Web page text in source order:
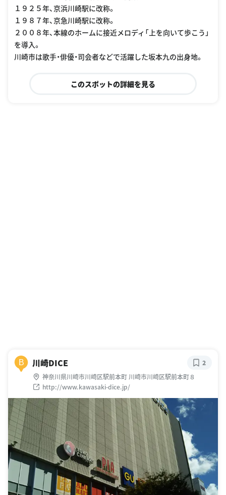
１９２５年、京浜川崎駅に改称。
１９８７年、京急川崎駅に改称。
２００８年、本線のホームに接近メロディ「上を向いて歩こう」
を導入。
川崎市は歌手・俳優・司会者などで活躍した坂本九の出身地。
このスポットの詳細を見る
B 川崎DICE
神奈川県川崎市川崎区駅前本町 川崎市川崎区駅前本町８
http://www.kawasaki-dice.jp/
2